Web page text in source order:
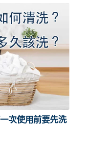
次使用前要先洗